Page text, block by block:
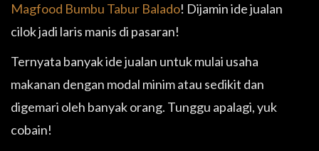
Magfood Bumbu Tabur Balado! Dijamin ide jualan
cilok jadi laris manis di pasaran!
Ternyata banyak ide jualan untuk mulai usaha
makanan dengan modal minim atau sedikit dan
digemari oleh banyak orang. Tunggu apalagi, yuk
cobain!